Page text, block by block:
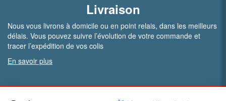
Livraison
Nous vous livrons à domicile ou en point relais, dans les meilleurs
délais. Vous pouvez suivre l’évolution de votre commande et
tracer l’expédition de vos colis
En savoir plus